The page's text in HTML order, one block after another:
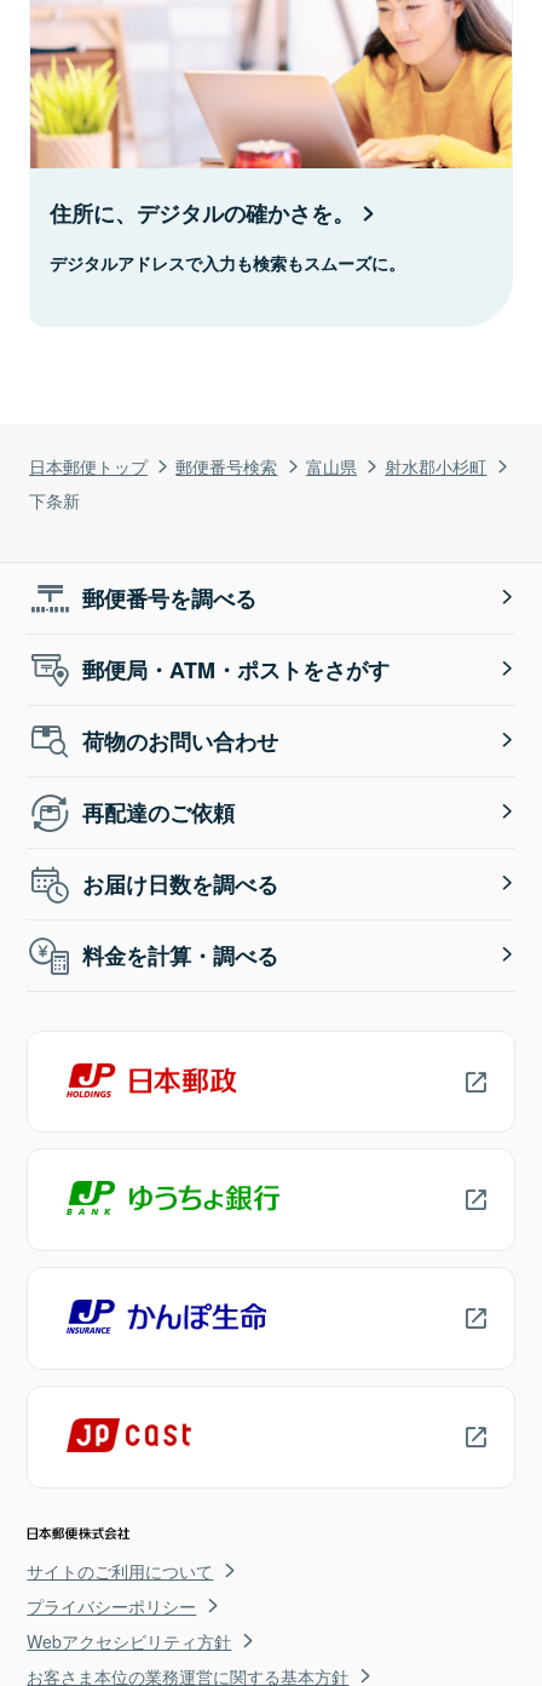
日本郵便トップ 郵便番号検索 富山県
射水郡小杉町
下条新
住所に、デジタルの確かさを。
デジタルアドレスで入力も検索もスムーズに。
郵便番号を調べる
郵便局・ATM・ポストをさがす
荷物のお問い合わせ
再配達のご依頼
お届け日数を調べる
料金を計算・調べる
サイトのご利用について
プライバシーポリシー
Webアクセシビリティ方針
お客さま本位の業務運営に関する基本方針